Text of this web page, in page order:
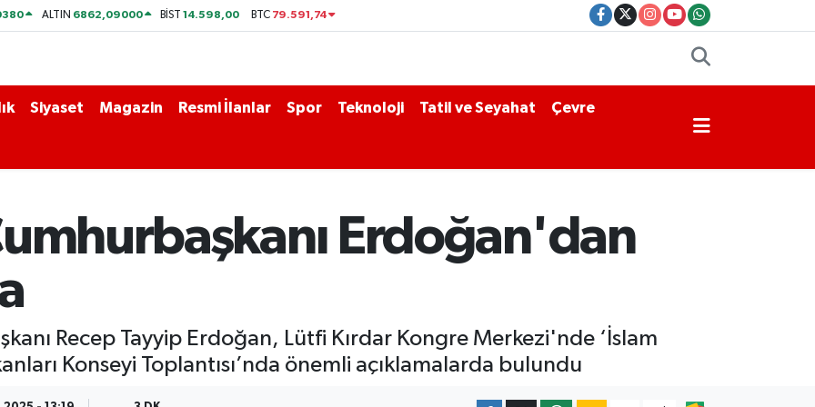
ALTIN 6862,09000 BİST14.598,00 BTC 79.591,74
Siyaset Magazin Resmi İlanlar Spor Teknoloji Tatil ve Seyahat Çevre
Erdoğan'dan
Recep Tayyip Erdoğan, Lütfi Kırdar Kongre Merkezi'nde ‘İslam
Konseyi Toplantısı’nda önemli açıklamalarda bulundu